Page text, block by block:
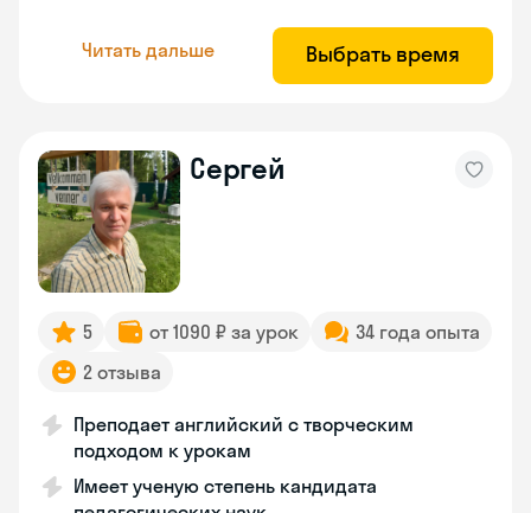
Читать дальше Выбрать время
Сергей
5 от 1090 ₽ за урок
34 года опыта
2 отзыва
Преподает английский с творческим
подходом к урокам
Имеет ученую степень кандидата